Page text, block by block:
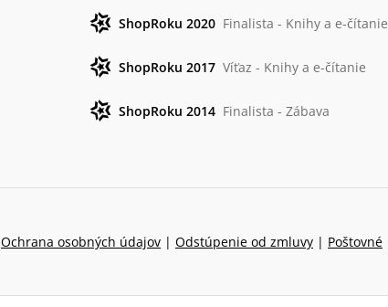
ShopRoku 2020 Finalista - Knihy a e-čítanie
ShopRoku 2017 Víťaz - Knihy a e-čítanie
ShopRoku 2014 Finalista - Zábava
Ochrana osobných údajov | Odstúpenie od zmluvy | Poštovné